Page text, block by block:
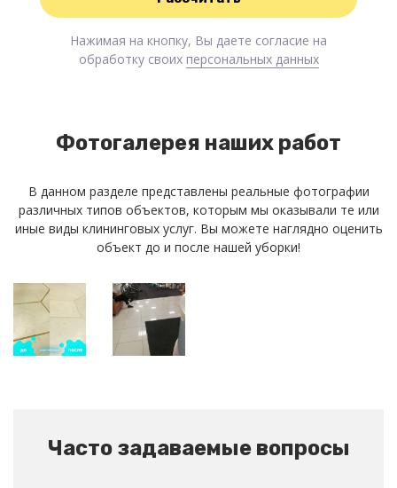
Нажимая на кнопку, Вы даете согласие на
обработку своих персональных данных
Фотогалерея наших работ
В данном разделе представлены реальные фотографии
различных типов объектов, которым мы оказывали те или
иные виды клининговых услуг. Вы можете наглядно оценить
объект до и после нашей уборки!
Часто задаваемые вопросы